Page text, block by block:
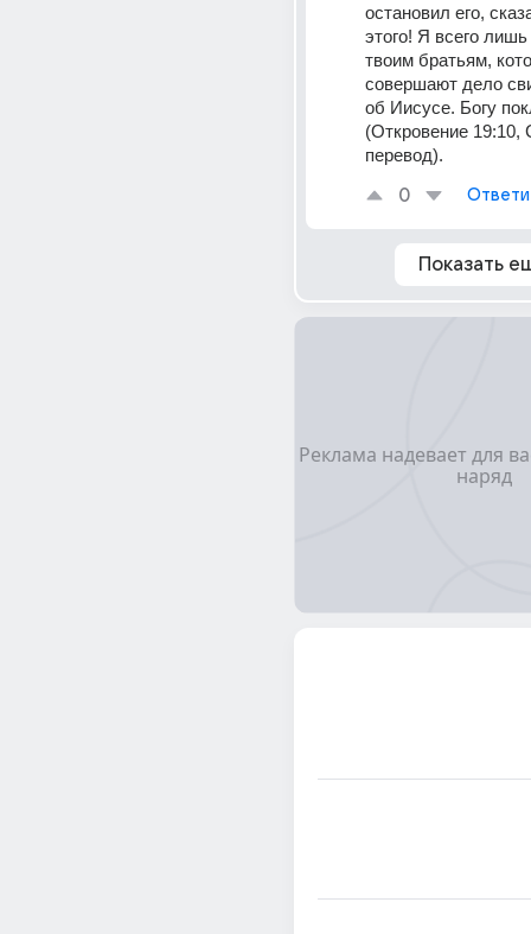
остановил его,
этого! Я всего
твоим братьям,
совершают дело
об Иисусе. Богу
(Откровение 19:10,
перевод).
0
Показать